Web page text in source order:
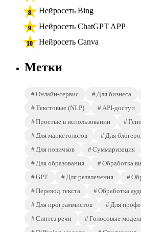
Нейросеть Bing
Нейросеть ChatGPT APP
Нейросеть Canva
Метки
Онлайн-сервис Для бизнеса
Текстовые (NLP)
API-доступ
Простые в использовании
Для маркетологов
Для
Для новичков
Суммаризация
Для образования
Обработка
GPT
Для развлечения
Перевод текста
Обработка
Для программистов
Для
Синтез речи
Голосовые